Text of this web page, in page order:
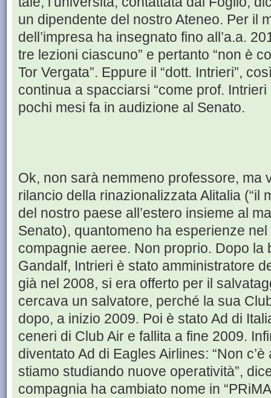
un dipendente del nostro Ateneo. Per il
dell’impresa ha insegnato fino all’a.a.
tre lezioni ciascuno” e pertanto “non è
Tor Vergata”. Eppure il “dott. Intrieri”,
continua a spacciarsi “come prof. Intrieri
pochi mesi fa in audizione al Senato.
Ok, non sarà nemmeno professore, ma
rilancio della rinazionalizzata Alitalia (“il
del nostro paese all’estero insieme al
Senato), quantomeno ha esperienze
compagnie aeree. Non proprio. Dopo la
Gandalf, Intrieri è stato amministratore
già nel 2008, si era offerto per il
cercava un salvatore, perché la sua
dopo, a inizio 2009. Poi è stato Ad di
ceneri di Club Air e fallita a fine 2009.
diventato Ad di Eagles Airlines: “Non
stiamo studiando nuove operatività”,
compagnia ha cambiato nome in